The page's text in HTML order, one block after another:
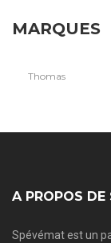
MARQUES
Thomas
A PROPOS DE
Spévémat est un